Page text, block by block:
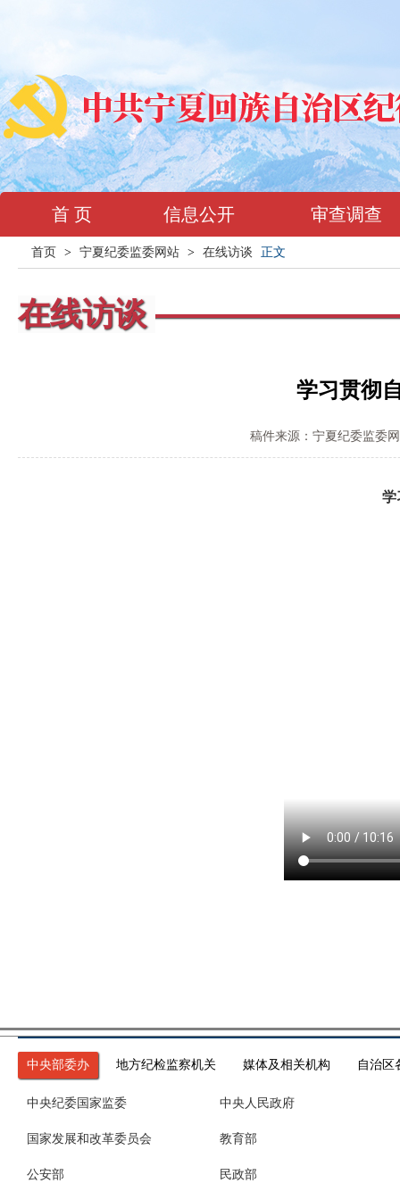
首 页 信息公开 审查调查
首页 > 宁夏纪委监委网站 > 在线访谈 正文
在线访谈
学习贯彻
稿件来源：宁夏纪委监委
学
中央部委办 地方纪检监察机关 媒体及相关机构 自治区
中央纪委国家监委 中央人民政府
国家发展和改革委员会 教育部
公安部 民政部